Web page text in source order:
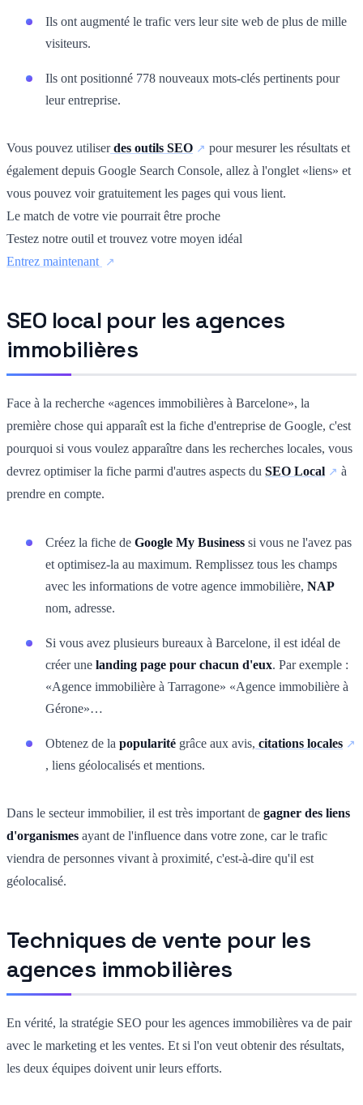
Ils ont augmenté le trafic vers leur site web de plus de mille
visiteurs.
Ils ont positionné 778 nouveaux mots-clés pertinents pour
leur entreprise.
Vous pouvez utiliser des outils SEO
pour mesurer les résultats et
également depuis Google Search Console, allez à l'onglet «liens» et
vous pouvez voir gratuitement les pages qui vous lient.
Le match de votre vie pourrait être proche
Testez notre outil et trouvez votre moyen idéal
Entrez maintenant
SEO local pour les agences
immobilières
Face à la recherche «agences immobilières à Barcelone», la
première chose qui apparaît est la fiche d'entreprise de Google, c'est
pourquoi si vous voulez apparaître dans les recherches locales, vous
devrez optimiser la fiche parmi d'autres aspects du SEO Local
à
prendre en compte.
Créez la fiche de Google My Business si vous ne l'avez pas
et optimisez-la au maximum. Remplissez tous les champs
avec les informations de votre agence immobilière, NAP
nom, adresse.
Si vous avez plusieurs bureaux à Barcelone, il est idéal de
créer une landing page pour chacun d'eux. Par exemple :
«Agence immobilière à Tarragone» «Agence immobilière à
Gérone»…
Obtenez de la popularité grâce aux avis, citations locales
, liens géolocalisés et mentions.
Dans le secteur immobilier, il est très important de gagner des liens
d'organismes ayant de l'influence dans votre zone, car le trafic
viendra de personnes vivant à proximité, c'est-à-dire qu'il est
géolocalisé.
Techniques de vente pour les
agences immobilières
En vérité, la stratégie SEO pour les agences immobilières va de pair
avec le marketing et les ventes. Et si l'on veut obtenir des résultats,
les deux équipes doivent unir leurs efforts.